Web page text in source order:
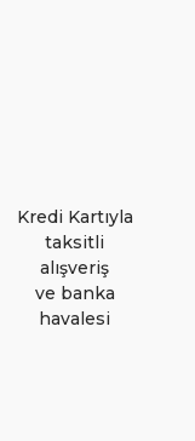
Kredi Kartıyla
taksitli
alışveriş
ve banka
havalesi